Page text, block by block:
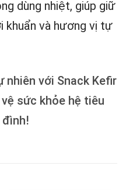
dùng nhiệt, giúp giữ
khuẩn và hương vị tự
nhiên với Snack Kefir
sức khỏe hệ tiêu
đình!